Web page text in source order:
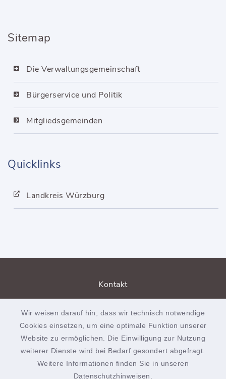
Wir weisen darauf hin, dass wir technisch notwendige
Cookies einsetzen, um eine optimale Funktion unserer
Website zu ermöglichen. Die Einwilligung zur Nutzung
weiterer Dienste wird bei Bedarf gesondert abgefragt.
Weitere Informationen finden Sie in unseren
Datenschutzhinweisen
Sitemap
Die Verwaltungsgemeinschaft
Bürgerservice und Politik
Mitgliedsgemeinden
Quicklinks
Landkreis Würzburg
Kontakt
Datenschutz
Impressum
Sitemap